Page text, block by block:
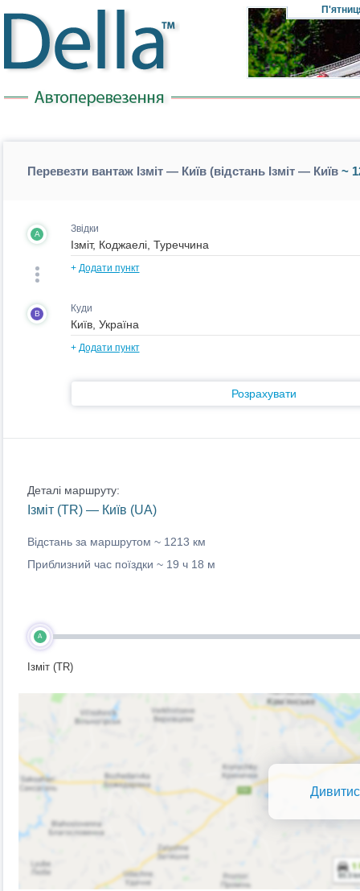
Перевезти вантаж Ізміт — Київ (відстань Ізміт — Київ~
A Звідки
+ Додати пункт
B Куди
+ Додати пункт
Розрахувати
Деталі маршруту:
Ізміт (TR) — Київ (UA)
Відстань за маршрутом ~ 1213 км
Приблизний час поїздки ~ 19 ч 18 м
A
Ізміт (TR)